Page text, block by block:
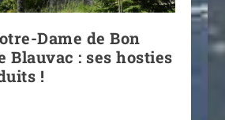
Dame de Bon
Blauvac : ses hosties
!